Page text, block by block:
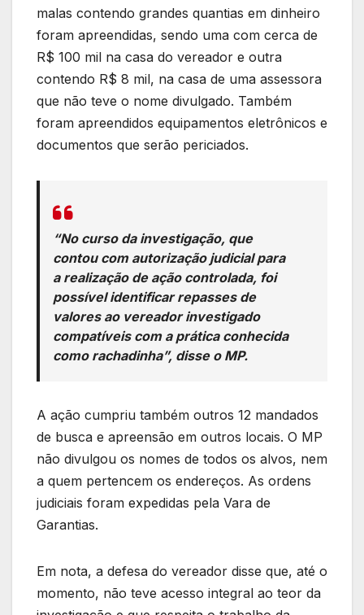
malas contendo grandes quantias em dinheiro
foram apreendidas, sendo uma com cerca de
R$ 100 mil na casa do vereador e outra
contendo R$ 8 mil, na casa de uma assessora
que não teve o nome divulgado. Também
foram apreendidos equipamentos eletrônicos e
documentos que serão periciados.
“No curso da investigação, que
contou com autorização judicial para
a realização de ação controlada, foi
possível identificar repasses de
valores ao vereador investigado
compatíveis com a prática conhecida
como rachadinha”, disse o MP.
A ação cumpriu também outros 12 mandados
de busca e apreensão em outros locais. O MP
não divulgou os nomes de todos os alvos, nem
a quem pertencem os endereços. As ordens
judiciais foram expedidas pela Vara de
Garantias.
Em nota, a defesa do vereador disse que, até o
momento, não teve acesso integral ao teor da